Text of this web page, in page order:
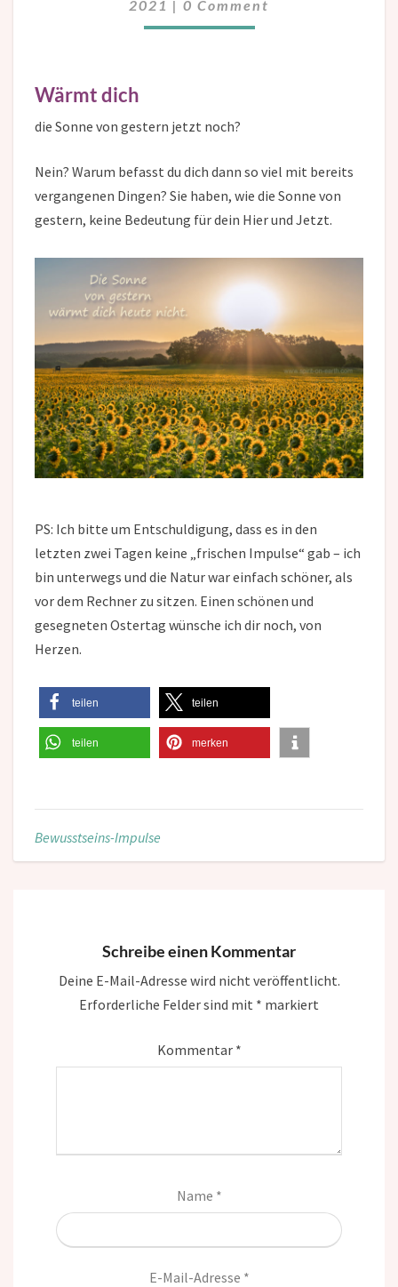
2021 | 0 Comment
Wärmt dich
die Sonne von gestern jetzt noch?
Nein? Warum befasst du dich dann so viel mit bereits
vergangenen Dingen? Sie haben, wie die Sonne von
gestern, keine Bedeutung für dein Hier und Jetzt.
PS: Ich bitte um Entschuldigung, dass es in den
letzten zwei Tagen keine „frischen Impulse“ gab – ich
bin unterwegs und die Natur war einfach schöner, als
vor dem Rechner zu sitzen. Einen schönen und
gesegneten Ostertag wünsche ich dir noch, von
Herzen.
teilen teilen
teilen merken
Bewusstseins-Impulse
Schreibe einen Kommentar
Deine E-Mail-Adresse wird nicht veröffentlicht.
Erforderliche Felder sind mit * markiert
Kommentar *
Name *
E-Mail-Adresse *